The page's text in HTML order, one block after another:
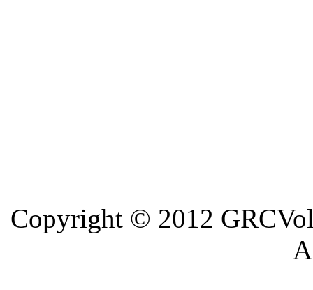
Copyright © 2012
A